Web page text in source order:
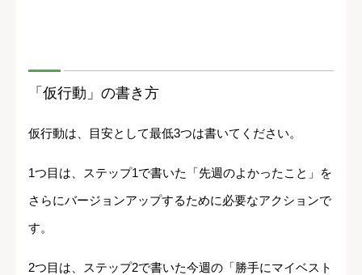
「仮行動」の書き方
仮行動は、目安として最低3つは書いてください。
1つ目は、ステップ1で書いた「先週のよかったこと」を
さらにバージョンアップするために必要なアクションで
す。
2つ目は、ステップ2で書いた今週の「勝手にマイベスト